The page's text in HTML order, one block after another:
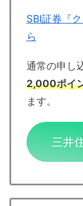
SBI証券『
ら
通常の申し
2,000ポイ
ます。
三井